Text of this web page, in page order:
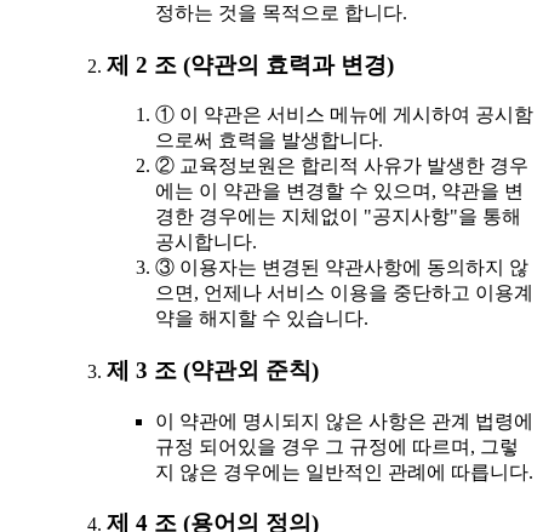
정하는 것을 목적으로 합니다.
제 2 조 (약관의 효력과 변경)
① 이 약관은 서비스 메뉴에 게시하여 공시함
으로써 효력을 발생합니다.
② 교육정보원은 합리적 사유가 발생한 경우
에는 이 약관을 변경할 수 있으며, 약관을 변
경한 경우에는 지체없이 "공지사항"을 통해
공시합니다.
③ 이용자는 변경된 약관사항에 동의하지 않
으면, 언제나 서비스 이용을 중단하고 이용계
약을 해지할 수 있습니다.
제 3 조 (약관외 준칙)
이 약관에 명시되지 않은 사항은 관계 법령에
규정 되어있을 경우 그 규정에 따르며, 그렇
지 않은 경우에는 일반적인 관례에 따릅니다.
제 4 조 (용어의 정의)